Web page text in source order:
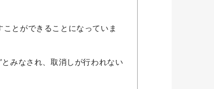
とができることになっていま
みなされ、取消しが行われない